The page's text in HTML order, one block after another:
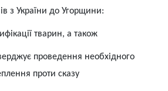
з України до Угорщини:
тварин, а також
проведення необхідного
проти сказу